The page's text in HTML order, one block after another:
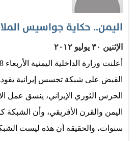
يعتنقها الشباب ويفجعوننا بها بين
و"فيس بوك"، وفي رأيي الخاص أن
بالتعليم في الدرجة الأولى، وبخاصة
اليمن.. حكاية جواسيس
الإثنين ٣٠ يوليو ٢٠١٢
القبض على شبكة تجسس إيرانية
الحرس الثوري الإيراني، ينسق عمل
اليمن والقرن الأفريقي، وأن
سنوات، والحقيقة أن هذه ليست